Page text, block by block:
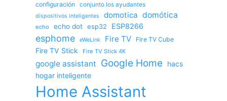
configuración conjunto los ayudantes
dispositivos inteligentes domotica domótica
echo echo dot esp32 ESP8266
esphome eWeLink Fire TV Fire TV Cube
Fire TV Stick Fire TV Stick 4K
google assistant Google Home hacs
hogar inteligente
Home Assistant